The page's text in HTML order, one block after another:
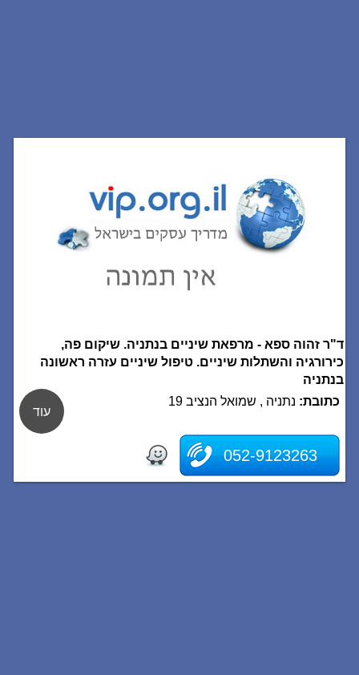
ד"ר זהוה ספא - מרפאת שיניים בנתניה. שיקום פה,
כירורגיה והשתלות שיניים. טיפול שיניים עזרה ראשונה
בנתניה
כתובת: נתניה , שמואל הנציב 19
052-9123263
עוד